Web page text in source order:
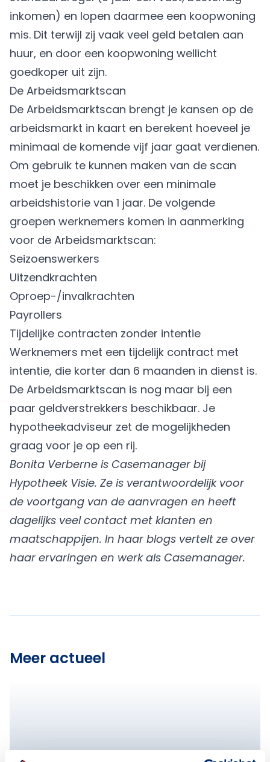
inkomen) en lopen daarmee een koopwoning
mis. Dit terwijl zij vaak veel geld betalen aan
huur, en door een koopwoning wellicht
goedkoper uit zijn.
De Arbeidsmarktscan
De Arbeidsmarktscan brengt je kansen op de
arbeidsmarkt in kaart en berekent hoeveel je
minimaal de komende vijf jaar gaat verdienen.
Om gebruik te kunnen maken van de scan
moet je beschikken over een minimale
arbeidshistorie van 1 jaar. De volgende
groepen werknemers komen in aanmerking
voor de Arbeidsmarktscan:
Seizoenswerkers
Uitzendkrachten
Oproep-/invalkrachten
Payrollers
Tijdelijke contracten zonder intentie
Werknemers met een tijdelijk contract met
intentie, die korter dan 6 maanden in dienst is.
De Arbeidsmarktscan is nog maar bij een
paar geldverstrekkers beschikbaar. Je
hypotheekadviseur zet de mogelijkheden
graag voor je op een rij.
Bonita Verberne is Casemanager bij
Hypotheek Visie. Ze is verantwoordelijk voor
de voortgang van de aanvragen en heeft
dagelijks veel contact met klanten en
maatschappijen. In haar blogs vertelt ze over
haar ervaringen en werk als Casemanager.
Meer actueel